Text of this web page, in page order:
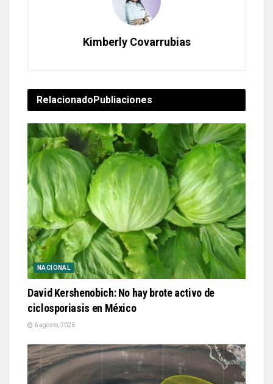
Kimberly Covarrubias
RelacionadoPubliaciones
NACIONAL
David Kershenobich: No hay brote activo de
ciclosporiasis en México
6 agosto, 2026